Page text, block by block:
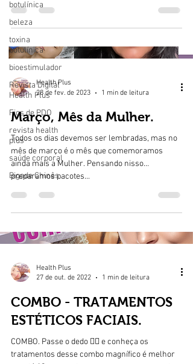
botulínica
beleza
toxina
botulínica
bioestimulador
Revista Digital
Health Plus
Fios de PDO
revista health
plus
saúde corporal
Bigode Chinês
Health Plus
28 de fev. de 2023
1 min de leitura
Março, Mês da Mulher.
Todos os dias devemos ser lembradas, mas no
mês de março é o mês que comemoramos
ainda mais a Mulher. Pensando nisso
preparamos pacotes...
Health Plus
27 de out. de 2022
1 min de leitura
COMBO - TRATAMENTOS
ESTÉTICOS FACIAIS.
COMBO. Passe o dedo 👉🏻 e conheça os
tratamentos desse combo magnífico é melhor